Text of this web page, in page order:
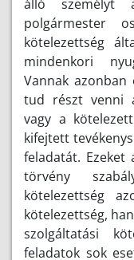
álló személyt
polgármester
kötelezettség
mindenkori
Vannak
tud részt venni
vagy a
kifejtett
feladatát. Ezeket
törvény
kötelezettség
kötelezettség,
szolgáltatási
feladatok sok